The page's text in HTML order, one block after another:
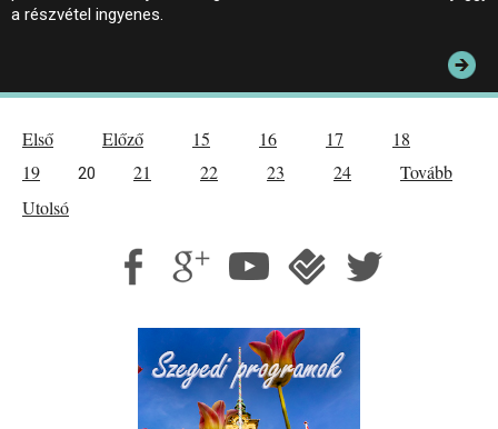
a részvétel ingyenes.
Első Előző 15 16 17
18
19
20 21 22 23 24
Tovább
Utolsó